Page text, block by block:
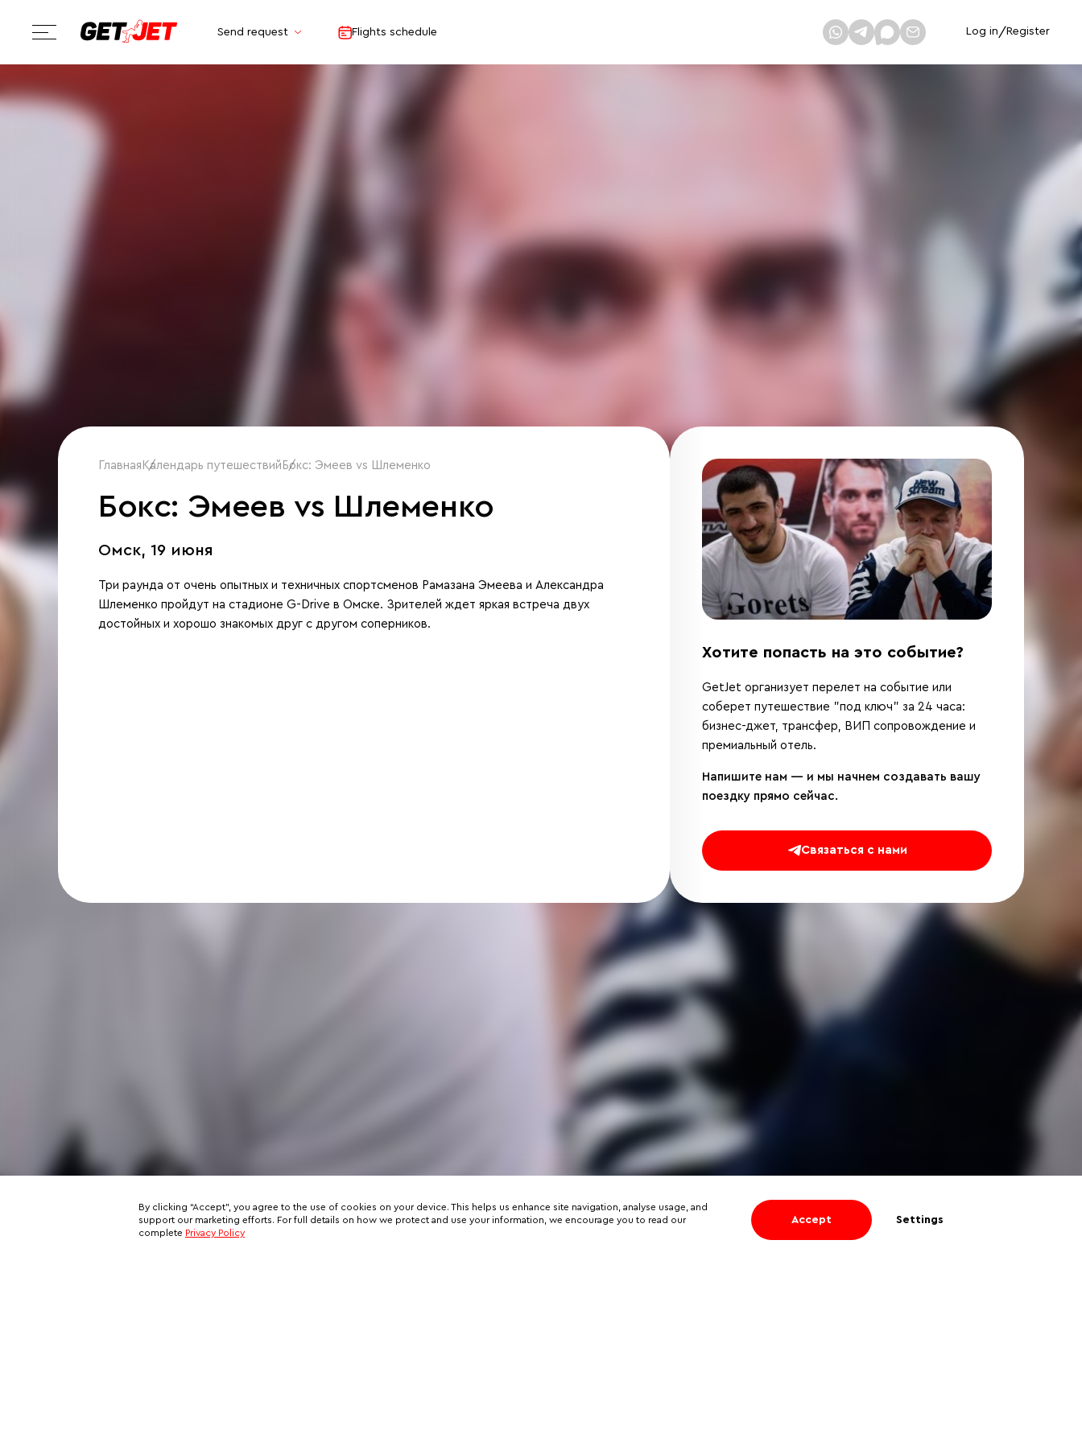
Send request Flights schedule Log in / Register
Главная /
Календарь путешествий /
Бокс: Эмеев vs Шлеменко
Бокс: Эмеев vs Шлеменко
Омск, 19 июня
Три раунда от очень опытных и техничных спортсменов Рамазана Эмеева и Александра
Шлеменко пройдут на стадионе G-Drive в Омске. Зрителей ждет яркая встреча двух
достойных и хорошо знакомых друг с другом соперников.
Хотите попасть на это событие?
GetJet организует перелет на событие или
соберет путешествие "под ключ" за 24 часа:
бизнес-джет, трансфер, ВИП сопровождение и
премиальный отель.
Напишите нам — и мы начнем создавать вашу
поездку прямо сейчас.
Связаться с нами
By clicking “Accept”, you agree to the use of cookies on your device. This helps us enhance site navigation, analyse usage, and
support our marketing efforts. For full details on how we protect and use your information, we encourage you to read our
complete Privacy Policy
Accept Settings